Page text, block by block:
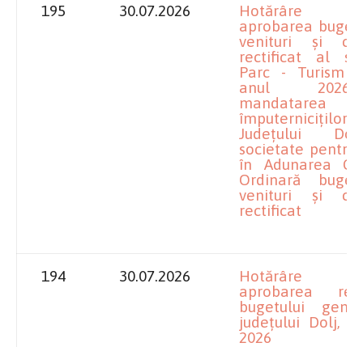
195 30.07.2026
Hotărâre
aprobarea
venituri și
rectificat al
Parc - Turism
anul
mandatarea
împuterniciților
Județului
societate pentru
în Adunarea
Ordinară
venituri și
rectificat
194 30.07.2026
Hotărâre
aprobarea
bugetului
județului Dolj,
2026